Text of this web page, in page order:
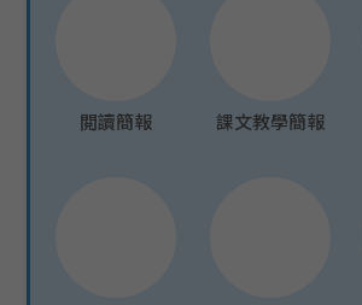
閲讀簡報 課文教學簡報